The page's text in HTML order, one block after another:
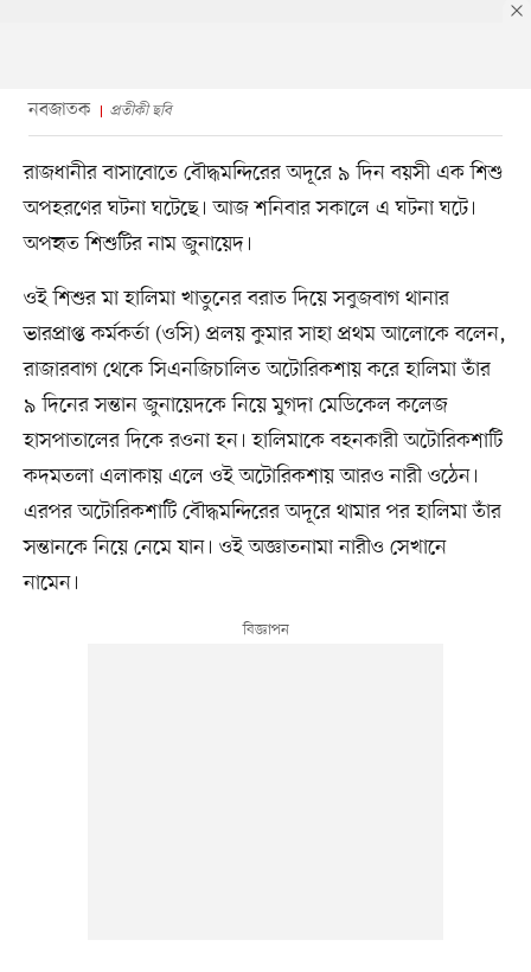
নবজাতক প্রতীকী ছবি
রাজধানীর বাসাবোতে বৌদ্ধমন্দিরের অদূরে ৯ দিন বয়সী এক শিশু
অপহরণের ঘটনা ঘটেছে। আজ শনিবার সকালে এ ঘটনা ঘটে।
অপহৃত শিশুটির নাম জুনায়েদ।
ওই শিশুর মা হালিমা খাতুনের বরাত দিয়ে সবুজবাগ থানার
ভারপ্রাপ্ত কর্মকর্তা (ওসি) প্রলয় কুমার সাহা প্রথম আলোকে বলেন,
রাজারবাগ থেকে সিএনজিচালিত অটোরিকশায় করে হালিমা তাঁর
৯ দিনের সন্তান জুনায়েদকে নিয়ে মুগদা মেডিকেল কলেজ
হাসপাতালের দিকে রওনা হন। হালিমাকে বহনকারী অটোরিকশাটি
কদমতলা এলাকায় এলে ওই অটোরিকশায় আরও নারী ওঠেন।
এরপর অটোরিকশাটি বৌদ্ধমন্দিরের অদূরে থামার পর হালিমা তাঁর
সন্তানকে নিয়ে নেমে যান। ওই অজ্ঞাতনামা নারীও সেখানে
নামেন।